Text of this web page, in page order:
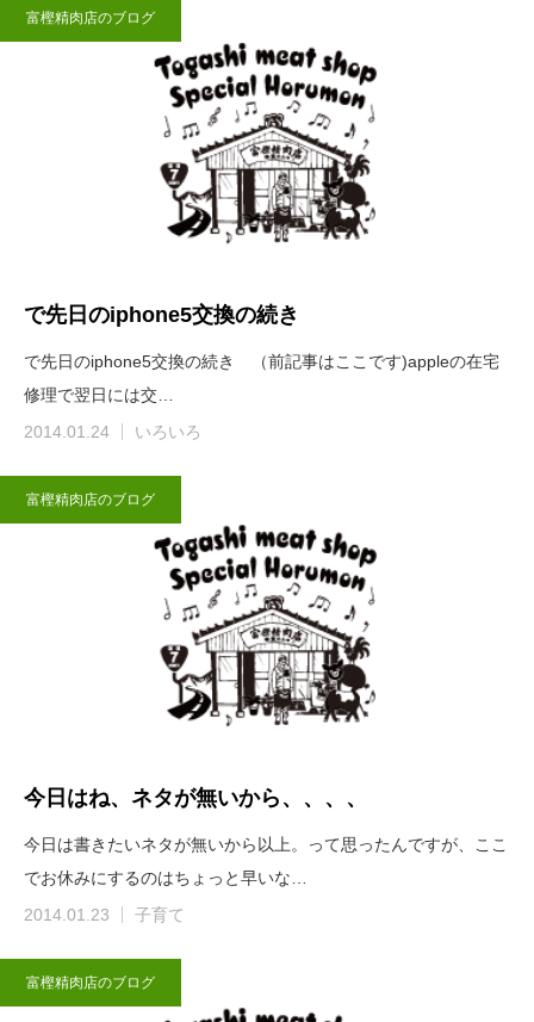
富樫精肉店のブログ
で先日のiphone5交換の続き
で先日のiphone5交換の続き （前記事はここです)appleの在宅
修理で翌日には交…
2014.01.24
いろいろ
富樫精肉店のブログ
今日はね、ネタが無いから、、、、
今日は書きたいネタが無いから以上。って思ったんですが、ここ
でお休みにするのはちょっと早いな…
2014.01.23
子育て
富樫精肉店のブログ